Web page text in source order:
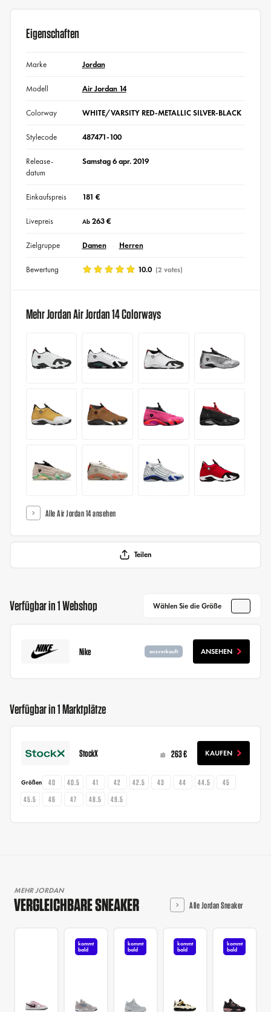
Eigenschaften
Marke Jordan
Modell Air Jordan 14
Colorway WHITE/VARSITY RED-METALLIC SILVER-BLACK
Stylecode 487471-100
Release-
datum
Samstag 6 apr. 2019
Einkaufspreis 181 €
Livepreis Ab263 €
Zielgruppe Damen Herren
Bewertung 10.0 (2 votes)
Mehr Jordan Air Jordan 14 Colorways
Alle Air Jordan 14 ansehen
Teilen
Verfügbar in 1 Webshop Wählen Sie die Größe
Nike ausverkauft ANSEHEN
Verfügbar in 1 Marktplätze
StockX ab 263 € KAUFEN
Größen 40 40.5 41 42 42.5 43 44 44.5
45
45.5
46 47 48.5 49.5
MEHR JORDAN
VERGLEICHBARE SNEAKER Alle Jordan Sneaker
kommt
bald
kommt
bald
kommt
bald
kommt
bald